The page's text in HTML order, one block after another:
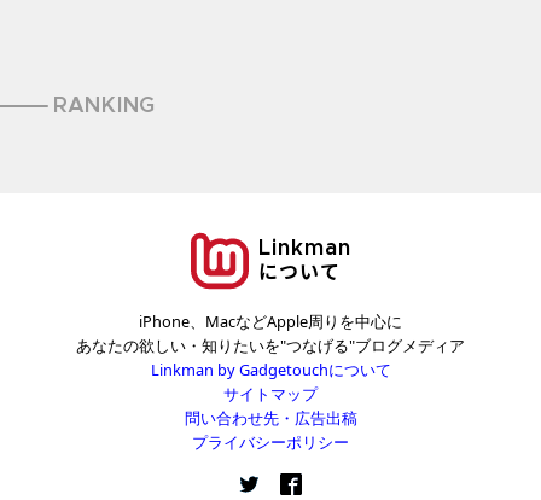
RANKING
Linkman
について
iPhone、MacなどApple周りを中心に
あなたの欲しい・知りたいを"つなげる"ブログメディア
Linkman by Gadgetouchについて
サイトマップ
問い合わせ先・広告出稿
プライバシーポリシー